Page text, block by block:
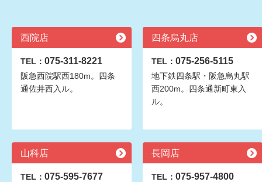
西院店
TEL： 075-311-8221
阪急西院駅西180m。四条
通佐井西入ル。
四条烏丸店
TEL： 075-256-5115
地下鉄四条駅・阪急烏丸駅
西200m。四条通新町東入
ル。
山科店
TEL： 075-595-7677
長岡店
TEL： 075-957-4800